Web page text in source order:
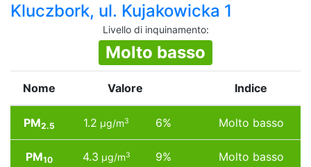
Kluczbork, ul. Kujakowicka 1
Livello di inquinamento:
Molto basso
Nome Valore Indice
PM2.5 1.2 µg/m3 6% Molto basso
PM10 4.3 µg/m3 9% Molto basso